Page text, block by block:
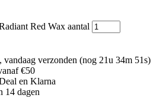
Red Wax aantal
vandaag verzonden (nog 21u 34m 50s)
€50
en Klarna
14 dagen